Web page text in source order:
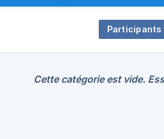
Participants
Cette catégorie est vide.